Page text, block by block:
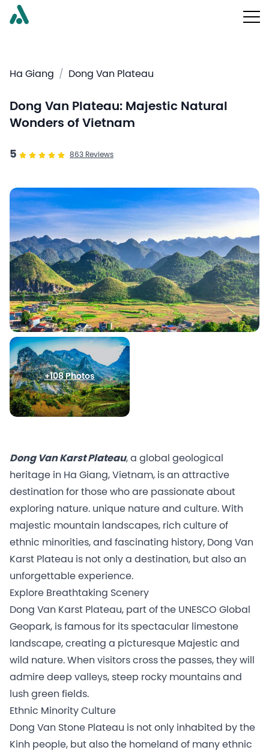
Ha Giang / Dong Van Plateau
Dong Van Plateau: Majestic Natural
Wonders of Vietnam
5 863 Reviews
+108 Photos
Dong Van Karst Plateau, a global geological
heritage in Ha Giang, Vietnam, is an attractive
destination for those who are passionate about
exploring nature. unique nature and culture. With
majestic mountain landscapes, rich culture of
ethnic minorities, and fascinating history, Dong Van
Karst Plateau is not only a destination, but also an
unforgettable experience.
Explore Breathtaking Scenery
Dong Van Karst Plateau, part of the UNESCO Global
Geopark, is famous for its spectacular limestone
landscape, creating a picturesque Majestic and
wild nature. When visitors cross the passes, they will
admire deep valleys, steep rocky mountains and
lush green fields.
Ethnic Minority Culture
Dong Van Stone Plateau is not only inhabited by the
Kinh people, but also the homeland of many ethnic